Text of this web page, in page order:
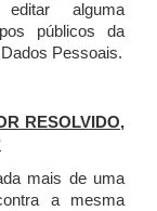
alguma
públicos da
Pessoais.
RESOLVIDO,
mais de uma
a mesma